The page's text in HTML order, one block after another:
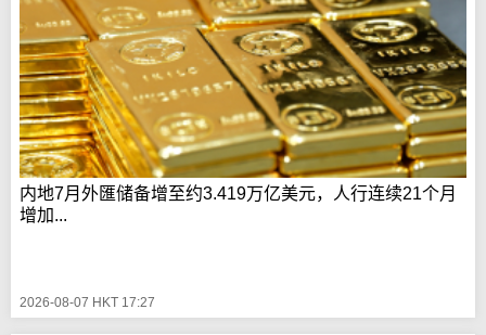
内地7月外匯储备增至约3.419万亿美元，人行连续21个月
增加...
2026-08-07 HKT 17:27